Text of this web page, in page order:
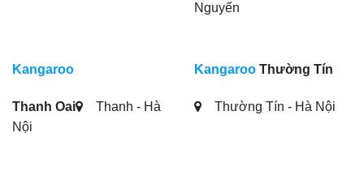
Nguyến
Kangaroo
Thanh Oai
Thanh - Hà
Nội
Kangaroo Thường Tín
Thường Tín - Hà Nội